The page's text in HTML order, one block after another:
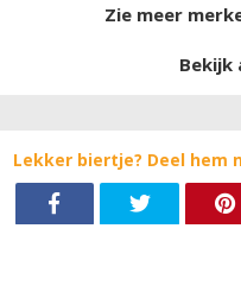
Zie meer
Bekijk
Lekker biertje? Deel hem